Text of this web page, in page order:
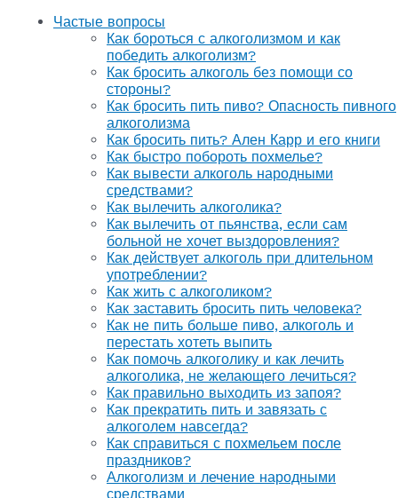
Частые вопросы
Как бороться с алкоголизмом и как
победить алкоголизм?
Как бросить алкоголь без помощи со
стороны?
Как бросить пить пиво? Опасность пивного
алкоголизма
Как бросить пить? Ален Карр и его книги
Как быстро побороть похмелье?
Как вывести алкоголь народными
средствами?
Как вылечить алкоголика?
Как вылечить от пьянства, если сам
больной не хочет выздоровления?
Как действует алкоголь при длительном
употреблении?
Как жить с алкоголиком?
Как заставить бросить пить человека?
Как не пить больше пиво, алкоголь и
перестать хотеть выпить
Как помочь алкоголику и как лечить
алкоголика, не желающего лечиться?
Как правильно выходить из запоя?
Как прекратить пить и завязать с
алкоголем навсегда?
Как справиться с похмельем после
праздников?
Алкоголизм и лечение народными
средствами